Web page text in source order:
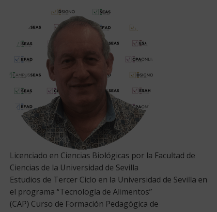
Licenciado en Ciencias Biológicas por la Facultad de
Ciencias de la Universidad de Sevilla
Estudios de Tercer Ciclo en la Universidad de Sevilla en
el programa “Tecnología de Alimentos”
(CAP) Curso de Formación Pedagógica de